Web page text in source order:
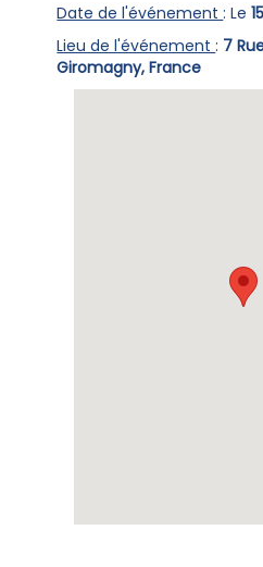
Date de l'événement: Le
Lieu de l'événement: 7
Giromagny, France